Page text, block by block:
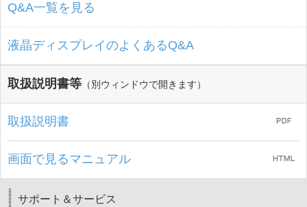
Q&A一覧を見る
液晶ディスプレイのよくあるQ&A
取扱説明書等 （別ウィンドウで開きます）
取扱説明書
画面で見るマニュアル
サポート＆サービス